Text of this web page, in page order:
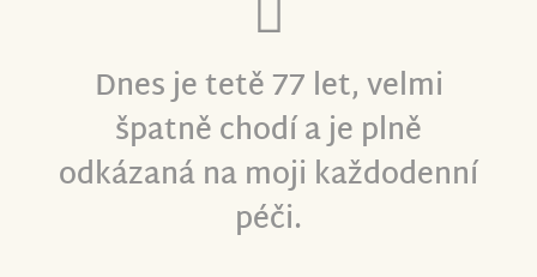
Dnes je tetě 77 let, velmi
špatně chodí a je plně
odkázaná na moji každodenní
péči.